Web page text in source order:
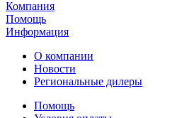
Компания
Помощь
Информация
О компании
Новости
Региональные дилеры
Помощь